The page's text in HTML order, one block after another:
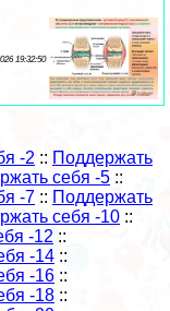
19:32:50
-2 :: Поддержать
себя -5 ::
-7 :: Поддержать
себя -10 ::
-12 ::
-14 ::
-16 ::
-18 ::